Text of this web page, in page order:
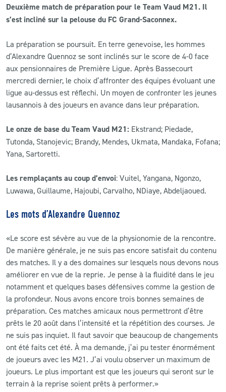
MATCH DES CELEBRITES
PRESSE ET MEDIAS
Deuxième match de préparation pour le Team Vaud M21. Il
s’est incliné sur la pelouse du FC Grand-Saconnex.
La préparation se poursuit. En terre genevoise, les hommes
d’Alexandre Quennoz se sont inclinés sur le score de 4-0 face
aux pensionnaires de Première Ligue. Après Bassecourt
mercredi dernier, le choix d’affronter des équipes évoluant une
ligue au-dessus est réflechi. Un moyen de confronter les jeunes
lausannois à des joueurs en avance dans leur préparation.
Le onze de base du Team Vaud M21: Ekstrand; Piedade,
Tutonda, Stanojevic; Brandy, Mendes, Ukmata, Mandaka, Fofana;
Yana, Sartoretti.
Les remplaçants au coup d’envoi: Vuitel, Yangana, Ngonzo,
Luwawa, Guillaume, Hajoubi, Carvalho, NDiaye, Abdeljaoued.
Les mots d’Alexandre Quennoz
«Le score est sévère au vue de la physionomie de la rencontre.
De manière générale, je ne suis pas encore satisfait du contenu
des matches. Il y a des domaines sur lesquels nous devons nous
améliorer en vue de la reprie. Je pense à la fluidité dans le jeu
notamment et quelques bases défensives comme la gestion de
la profondeur. Nous avons encore trois bonnes semaines de
préparation. Ces matches amicaux nous permettront d’être
prêts le 20 août dans l’intensité et la répétition des courses. Je
ne suis pas inquiet. Il faut savoir que beaucoup de changements
ont été faits cet été. À ma demande, j’ai pu tester énormément
de joueurs avec les M21. J’ai voulu observer un maximum de
joueurs. Le plus important est que les joueurs qui seront sur le
terrain à la reprise soient prêts à performer.»